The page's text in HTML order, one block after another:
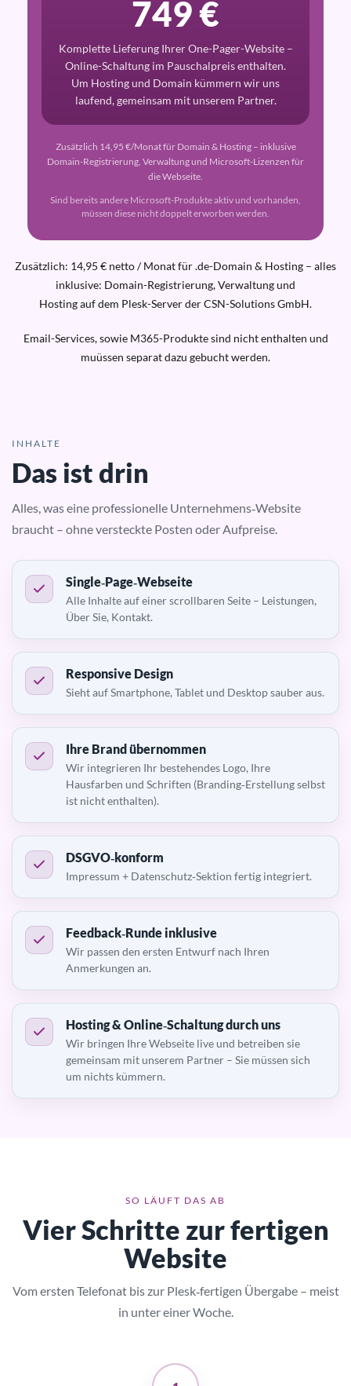
749 €
Komplette Lieferung Ihrer One-Pager-Website –
Online-Schaltung im Pauschalpreis enthalten.
Um Hosting und Domain kümmern wir uns
laufend, gemeinsam mit unserem Partner.
Zusätzlich 14,95 €/Monat für Domain & Hosting – inklusive
Domain-Registrierung, Verwaltung und Microsoft-Lizenzen für
die Webseite.
Sind bereits andere Microsoft-Produkte aktiv und vorhanden,
müssen diese nicht doppelt erworben werden.
Zusätzlich: 14,95 € netto / Monat für .de-Domain & Hosting – alles
inklusive: Domain-Registrierung, Verwaltung und
Hosting auf dem Plesk-Serverder CSN-Solutions GmbH.
Email-Services, sowie M365-Produkte sind nicht enthalten und
muüssen separat dazu gebucht werden.
INHALTE
Das ist drin
Alles, was eine professionelle Unternehmens‑Website
braucht – ohne versteckte Posten oder Aufpreise.
Single‑Page‑Webseite
Alle Inhalte auf einer scrollbaren Seite – Leistungen,
Über Sie, Kontakt.
Responsive Design
Sieht auf Smartphone, Tablet und Desktop sauber aus.
Ihre Brand übernommen
Wir integrieren Ihr bestehendes Logo, Ihre
Hausfarben und Schriften (Branding‑Erstellung selbst
ist nicht enthalten).
DSGVO‑konform
Impressum + Datenschutz‑Sektion fertig integriert.
Feedback‑Runde inklusive
Wir passen den ersten Entwurf nach Ihren
Anmerkungen an.
Hosting & Online‑Schaltung durch uns
Wir bringen Ihre Webseite live und betreiben sie
gemeinsam mit unserem Partner – Sie müssen sich
um nichts kümmern.
SO LÄUFT DAS AB
Vier Schritte zur fertigen
Website
Vom ersten Telefonat bis zur Plesk‑fertigen Übergabe – meist
in unter einer Woche.